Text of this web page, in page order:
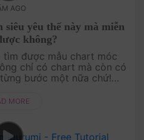
AGO
yêu thế này mà miễn
không?
tìm được mẫu chart móc
chỉ có chart mà còn có
bước một nữa chứ!
đ....MORE